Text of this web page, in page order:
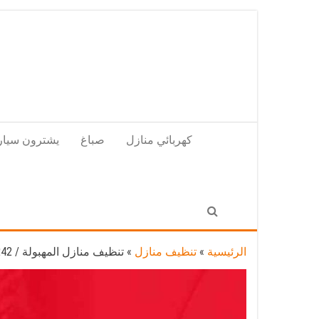
يشترون صباغ كهربائي منازل
الرئيسية » تنظيف منازل » تنظيف منازل المهبولة / 55549242 / أفضل شركة تنظيف منازل في المهبولة